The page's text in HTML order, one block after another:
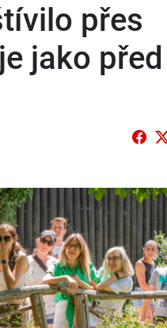
přes
jako před